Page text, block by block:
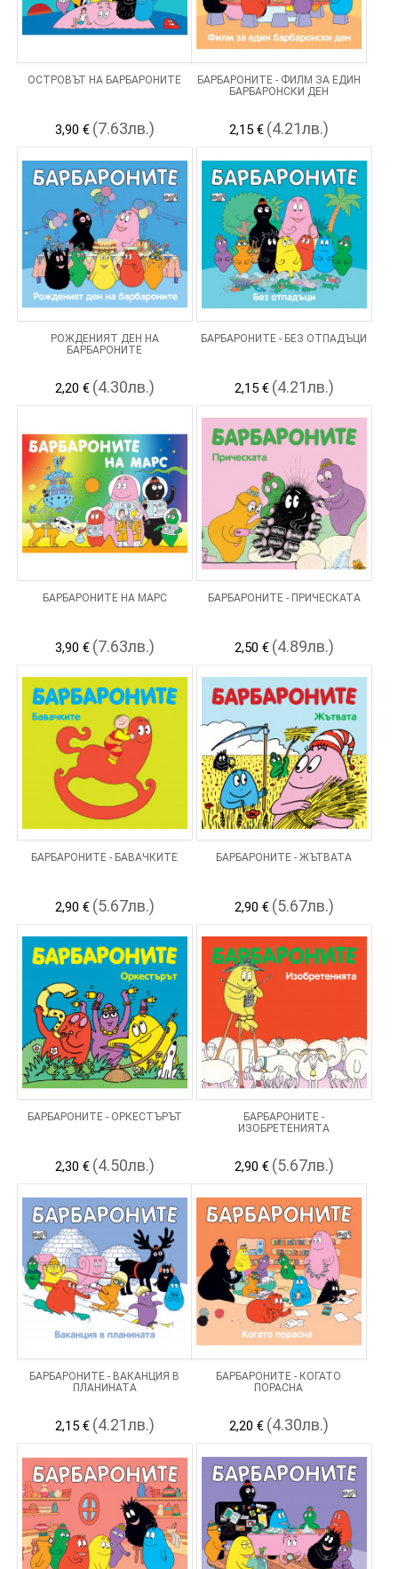
ОСТРОВЪТ НА БАРБАРОНИТЕ
3,90 € (7.63лв.)
БАРБАРОНИТЕ - ФИЛМ ЗА ЕДИН
БАРБАРОНСКИ ДЕН
2,15 € (4.21лв.)
РОЖДЕНИЯТ ДЕН НА
БАРБАРОНИТЕ
2,20 € (4.30лв.)
БАРБАРОНИТЕ - БЕЗ ОТПАДЪЦИ
2,15 € (4.21лв.)
БАРБАРОНИТЕ НА МАРС
3,90 € (7.63лв.)
БАРБАРОНИТЕ - ПРИЧЕСКАТА
2,50 € (4.89лв.)
БАРБАРОНИТЕ - БАВАЧКИТЕ
2,90 € (5.67лв.)
БАРБАРОНИТЕ - ЖЪТВАТА
2,90 € (5.67лв.)
БАРБАРОНИТЕ - ОРКЕСТЪРЪТ
2,30 € (4.50лв.)
БАРБАРОНИТЕ -
ИЗОБРЕТЕНИЯТА
2,90 € (5.67лв.)
БАРБАРОНИТЕ - ВАКАНЦИЯ В
ПЛАНИНАТА
2,15 € (4.21лв.)
БАРБАРОНИТЕ - КОГАТО
ПОРАСНА
2,20 € (4.30лв.)